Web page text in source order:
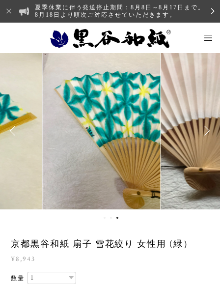
夏季休業に伴う発送停止期間：8月8日～8月17日まで。
8月18日より順次ご対応させていただきます。
京都黒谷和紙 扇子 雪花絞り 女性用 (緑）
¥8,943
数量